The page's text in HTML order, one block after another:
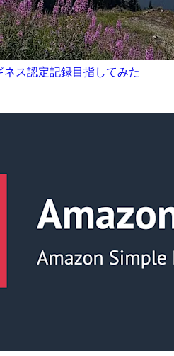
ス認定記録目指してみた